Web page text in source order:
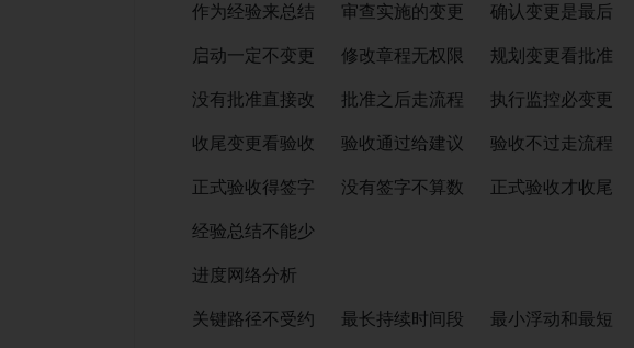
作为经验来总结 审查实施的变更 确认变更是最后
启动一定不变更 修改章程无权限 规划变更看批准
没有批准直接改 批准之后走流程 执行监控必变更
收尾变更看验收 验收通过给建议 验收不过走流程
正式验收得签字 没有签字不算数 正式验收才收尾
经验总结不能少
进度网络分析
关键路径不受约 最长持续时间段 最小浮动和最短